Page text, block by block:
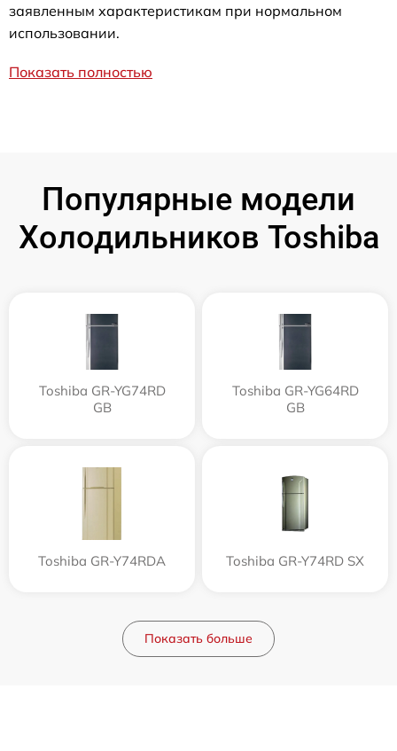
заявленным характеристикам при нормальном
использовании.
Показать полностью
Популярные модели
Холодильников Toshiba
Toshiba GR-YG74RD
GB
Toshiba GR-YG64RD
GB
Toshiba GR-Y74RDA Toshiba GR-Y74RD SX
Показать больше